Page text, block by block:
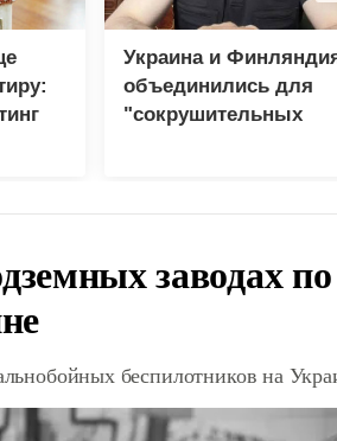
Украина и
объединились для
"сокрушительных
заводах по
беспилотников на